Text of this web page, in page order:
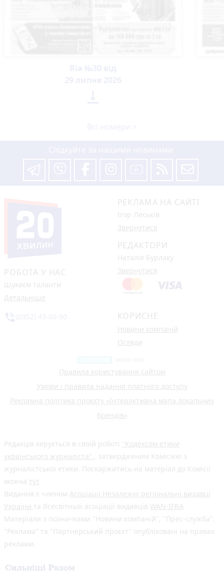
РОБОТА У НАС
Шукаєм таланти
Детальніше
РЕКЛАМА НА САЙТІ
Ігор Леськів
Звернутися
РЕДАКТОРИ
Наталія Бурлаку
Звернутися
КОРИСНЕ
Новини компаній
Огляди
Правила користування сайтом
Умови і правила надання платного доступу
Рекламна політика проєкту «Інтерактивна мапа локальних
брендів»
Редакція керується в своїй роботі "Кодексом етики
українського журналіста" , затвердженим Комісією з
журналістської етики. Поскаржитись на матеріал до Комісії
можна тут
Видання є членом Асоціації Незалежні регіональні видавці
України та Всесвітньої асоціації видавців WAN-IFRA
Матеріали з позначками "Новини компаній", "Прес-служба",
"Реклама" та "Партнерський проєкт" опубліковані на правах
реклами.